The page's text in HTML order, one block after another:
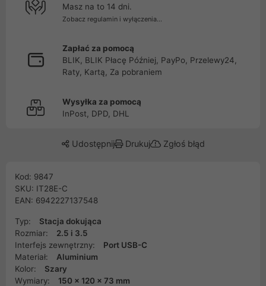
Masz na to 14 dni.
Zobacz regulamin i wyłączenia...
Zapłać za pomocą
BLIK, BLIK Płacę Później, PayPo, Przelewy24,
Raty, Kartą, Za pobraniem
Wysyłka za pomocą
InPost, DPD, DHL
Udostępnij Drukuj Zgłoś błąd
Kod: 9847
SKU: IT28E-C
EAN: 6942227137548
Typ:
Stacja dokująca
Rozmiar:
2.5 i 3.5
Interfejs zewnętrzny:
Port USB-C
Materiał:
Aluminium
Kolor:
Szary
Wymiary:
150 x 120 x 73 mm